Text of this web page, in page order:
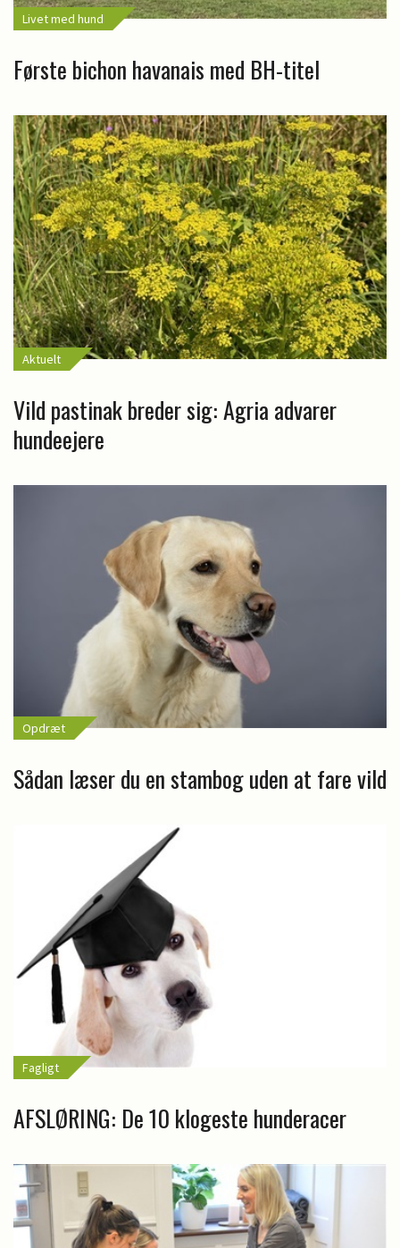
Livet med hund
Første bichon havanais med BH-titel
Aktuelt
Vild pastinak breder sig: Agria advarer
hundeejere
Opdræt
Sådan læser du en stambog uden at fare vild
Fagligt
AFSLØRING: De 10 klogeste hunderacer